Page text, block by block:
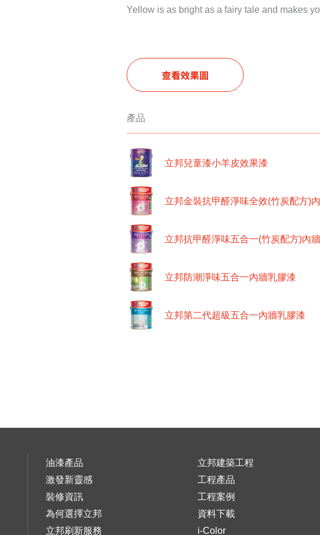
Yellow is as bright as a fairy tale and makes
查看效果圖
產品
立邦兒童漆小羊皮效果漆
立邦金裝抗甲醛淨味全效(竹炭配方)
立邦抗甲醛淨味五合一(竹炭配方)內
立邦防潮淨味五合一內牆乳膠漆
立邦第二代超級五合一內牆乳膠漆
油漆產品
激發新靈感
裝修資訊
為何選擇立邦
立邦刷新服務
立邦建築工程
工程產品
工程案例
資料下載
i-Color